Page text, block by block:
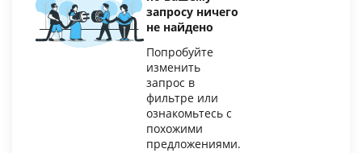
запросу ничего
не найдено
Попробуйте
изменить
запрос в
фильтре или
ознакомьтесь с
похожими
предложениями.